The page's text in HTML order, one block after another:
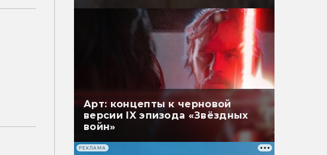
Арт: концепты к черновой
версии IX эпизода «Звёздных
войн»
РЕКЛАМА